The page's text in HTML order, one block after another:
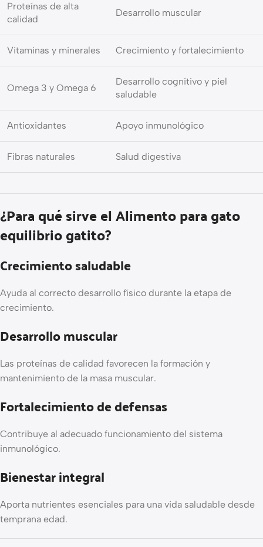
Proteínas de alta
calidad
Desarrollo muscular
Vitaminas y minerales Crecimiento y fortalecimiento
Omega 3 y Omega 6
Desarrollo cognitivo y piel
saludable
Antioxidantes Apoyo inmunológico
Fibras naturales Salud digestiva
¿Para qué sirve el Alimento para gato
equilibrio gatito?
Crecimiento saludable
Ayuda al correcto desarrollo físico durante la etapa de
crecimiento.
Desarrollo muscular
Las proteínas de calidad favorecen la formación y
mantenimiento de la masa muscular.
Fortalecimiento de defensas
Contribuye al adecuado funcionamiento del sistema
inmunológico.
Bienestar integral
Aporta nutrientes esenciales para una vida saludable desde
temprana edad.